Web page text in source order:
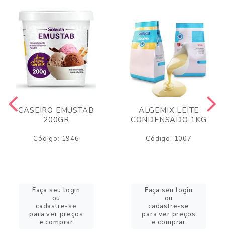
CASEIRO EMUSTAB
200GR
Código: 1946
Faça seu login
ou
cadastre-se
para ver preços
e comprar
ALGEMIX LEITE
CONDENSADO 1KG
Código: 1007
Faça seu login
ou
cadastre-se
para ver preços
e comprar